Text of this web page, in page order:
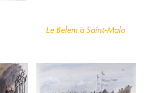
LeBelem à Saint-Malo